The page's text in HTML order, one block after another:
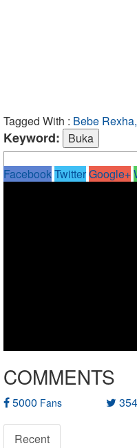
Tagged With : Bebe
Keyword:
FacebookTwitterGoogle+
COMMENTS
5000 Fans 354
Recent